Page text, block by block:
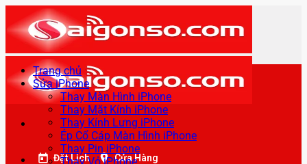
qua
nội
dung
Đặt Lịch Cửa Hàng
Trang chủ
Sửa iPhone
Thay Màn Hình iPhone
Thay Mặt Kính iPhone
Thay Kính Lưng iPhone
Ép Cổ Cáp Màn Hình iPhone
Thay Pin iPhone